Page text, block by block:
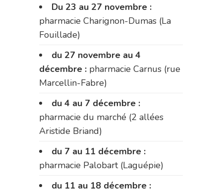
Du 23 au 27 novembre :
pharmacie Charignon-Dumas (La
Fouillade)
du 27 novembre au 4
décembre : pharmacie Carnus (rue
Marcellin-Fabre)
du 4 au 7 décembre :
pharmacie du marché (2 allées
Aristide Briand)
du 7 au 11 décembre :
pharmacie Palobart (Laguépie)
du 11 au 18 décembre :